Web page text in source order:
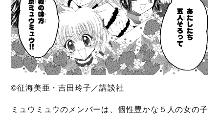
©征海美亜・吉田玲子／講談社
ミュウミュウのメンバーは、個性豊かな５人の女の子